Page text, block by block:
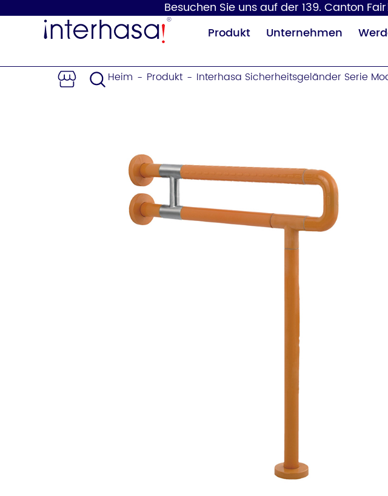
Besuchen Sie uns auf der 139. Canton
Produkt
Händetrockner Seifenspender Papierspender
Sicherheitsgeländer
Unternehmen
Heim - Produkt - Interhasa Sicherheitsgeländer Serie